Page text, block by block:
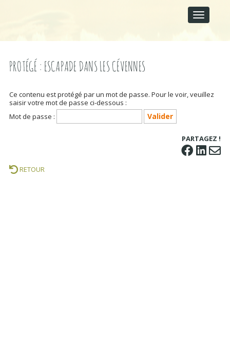
N
U
t
c
o
e
n
t
PROTÉGÉ : ESCAPADE DANS LES CÉVENNES
Ce contenu est protégé par un mot de passe. Pour le voir, veuillez
saisir votre mot de passe ci-dessous :
Mot de passe :
PARTAGEZ !
RETOUR